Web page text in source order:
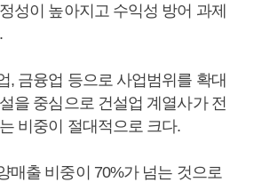
성이 높아지고 수익성 방어 과제
, 금융업 등으로 사업범위를 확대
을 중심으로 건설업 계열사가 전
비중이 절대적으로 크다.
매출 비중이 70%가 넘는 것으로